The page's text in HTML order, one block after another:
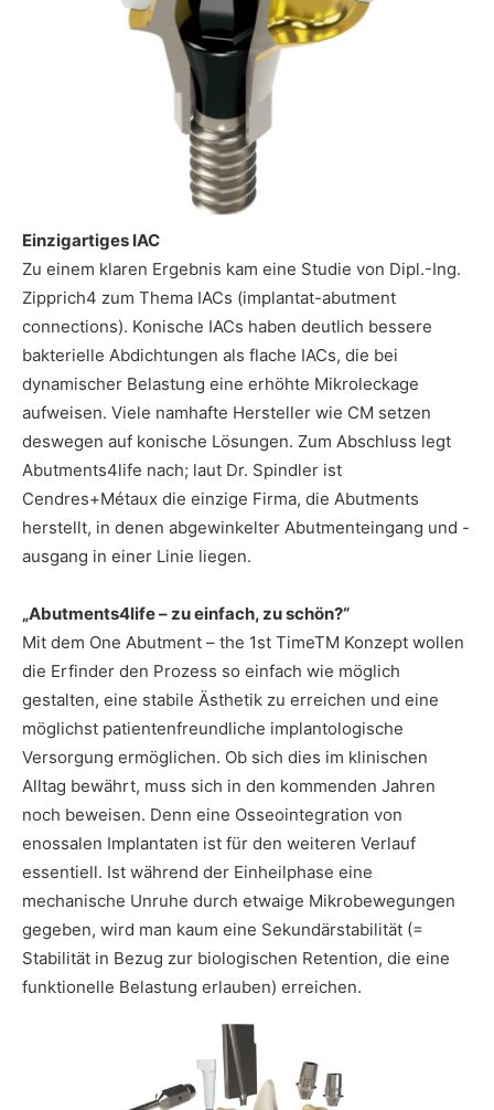
Einzigartiges IAC
Zu einem klaren Ergebnis kam eine Studie von Dipl.-Ing.
Zipprich4 zum Thema IACs (implantat-abutment
connections). Konische IACs haben deutlich bessere
bakterielle Abdichtungen als flache IACs, die bei
dynamischer Belastung eine erhöhte Mikroleckage
aufweisen. Viele namhafte Hersteller wie CM setzen
deswegen auf konische Lösungen. Zum Abschluss legt
Abutments4life nach; laut Dr. Spindler ist
Cendres+Métaux die einzige Firma, die Abutments
herstellt, in denen abgewinkelter Abutmenteingang und -
ausgang in einer Linie liegen.
„Abutments4life – zu einfach, zu schön?“
Mit dem One Abutment – the 1st TimeTM Konzept wollen
die Erfinder den Prozess so einfach wie möglich
gestalten, eine stabile Ästhetik zu erreichen und eine
möglichst patientenfreundliche implantologische
Versorgung ermöglichen. Ob sich dies im klinischen
Alltag bewährt, muss sich in den kommenden Jahren
noch beweisen. Denn eine Osseointegration von
enossalen Implantaten ist für den weiteren Verlauf
essentiell. Ist während der Einheilphase eine
mechanische Unruhe durch etwaige Mikrobewegungen
gegeben, wird man kaum eine Sekundärstabilität (=
Stabilität in Bezug zur biologischen Retention, die eine
funktionelle Belastung erlauben) erreichen.